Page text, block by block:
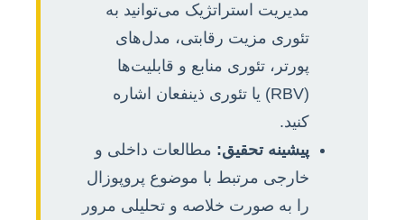
مدیریت استراتژیک می‌توانید به
تئوری مزیت رقابتی، مدل‌های
پورتر، تئوری منابع و قابلیت‌ها
(RBV) یا تئوری ذینفعان اشاره
کنید.
پیشینه تحقیق: مطالعات داخلی و
خارجی مرتبط با موضوع پروپوزال
را به صورت خلاصه و تحلیلی مرور